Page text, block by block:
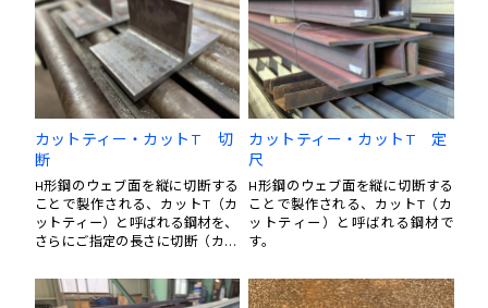
カットティー・カットT 切
断
H形鋼のウェブ面を縦に切断する
ことで製作される、カットT（カ
ットティー）と呼ばれる鋼材を、
さらにご指定の長さに切断（カッ
カットティー・カットT 定
尺
H形鋼のウェブ面を縦に切断する
ことで製作される、カットT（カ
ットティー）と呼ばれる鋼材で
す。